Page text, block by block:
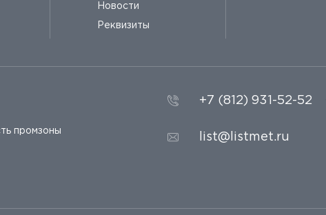
Новости
Реквизиты
промзоны
+7 (812) 931-52-52
list@listmet.ru